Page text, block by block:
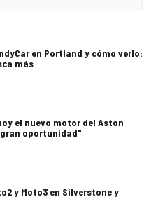
en Portland y cómo verlo:
más
el nuevo motor del Aston
gran oportunidad"
y Moto3 en Silverstone y